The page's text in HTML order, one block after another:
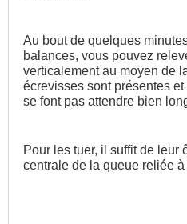
Au bout de quelques
balances, vous pouvez
verticalement au moyen de
écrevisses sont présentes
se font pas attendre bien
Pour les tuer, il suffit de leur
centrale de la queue reliée